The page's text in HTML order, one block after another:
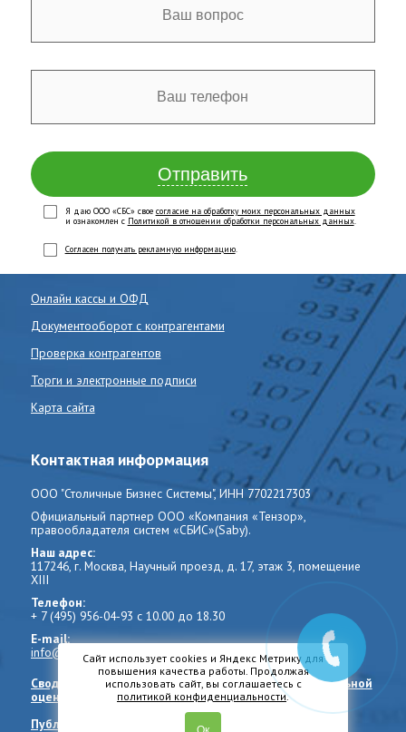
Отправить
Я даю ООО «СБС» свое согласие на обработку моих персональных данных
и ознакомлен с Политикой в отношении обработки персональных данных.
Согласен получать рекламную информацию.
Онлайн кассы и ОФД
Документооборот с контрагентами
Проверка контрагентов
Торги и электронные подписи
Карта сайта
Контактная информация
ООО "Столичные Бизнес Системы", ИНН 7702217303
Официальный партнер ООО «Компания «Тензор»,
правообладателя систем «СБИС»(Saby).
Наш адрес:
117246, г. Москва, Научный проезд, д. 17, этаж 3, помещение
XIII
Телефон:
+ 7 (495) 956-04-93 с 10.00 до 18.30
E-mail:
info@sbis-sbis.ru
Сводные данные о результатах проведения специальной
оценки условий труда
Публичная оферта
Сайт использует cookies и Яндекс Метрику для
повышения качества работы. Продолжая
использовать сайт, вы соглашаетесь с
политикой конфиденциальности.